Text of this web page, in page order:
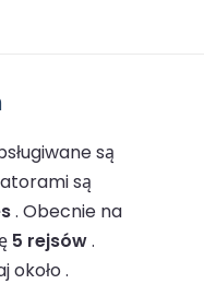
są
są
. Obecnie na
5 rejsów.
około .